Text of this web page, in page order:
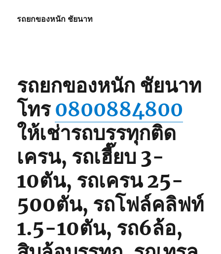
รถยกของหนัก ชัยนาท
รถยกของหนัก ชัยนาท
โทร0800884800
ให้เช่ารถบรรทุกติด
เครน, รถเฮี๊ยบ 3-
10ตัน, รถเครน 25-
500ตัน, รถโฟล์คลิฟท์
1.5-10ตัน, รถ6ล้อ,